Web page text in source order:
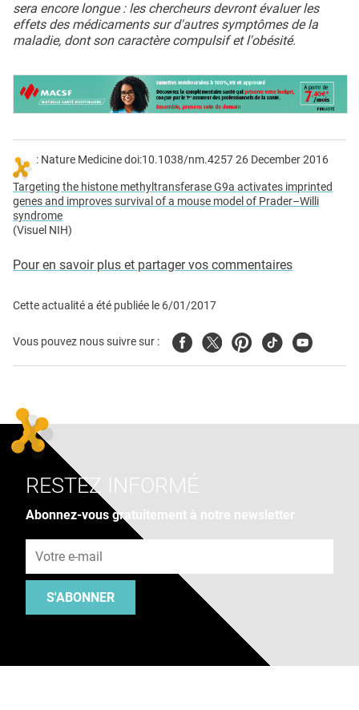
sera encore longue : les chercheurs devront évaluer les
effets des médicaments sur d'autres symptômes de la
maladie, dont son caractère compulsif et l'obésité.
: Nature Medicine doi:10.1038/nm.4257 26 December 2016
Targeting the histone methyltransferase G9a activates imprinted
genes and improves survival of a mouse model of Prader–Willi
syndrome
(Visuel NIH)
Pour en savoir plus et partager vos commentaires
Cette actualité a été publiée le 6/01/2017
Vous pouvez nous suivre sur : FacebookTwitterPinterest
TiktokYoutube
RESTEZ INFORMÉ
Abonnez-vous gratuitement à notre newsletter
S'ABONNER